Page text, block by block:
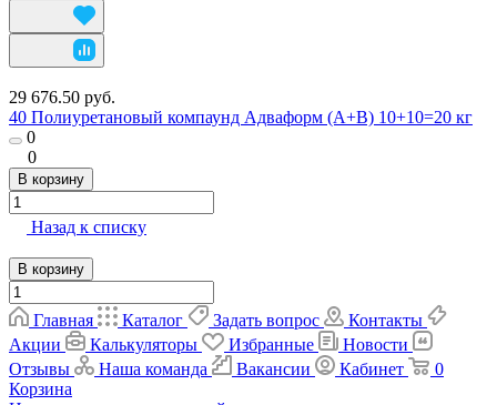
29 676.50 руб.
40 Полиуретановый компаунд Адваформ (A+B) 10+10=20 кг
0
0
В корзину
Назад к списку
В корзину
Главная Каталог Задать вопрос
Контакты
Акции
Калькуляторы Избранные
Новости
Отзывы
Наша команда Вакансии Кабинет
0
Корзина